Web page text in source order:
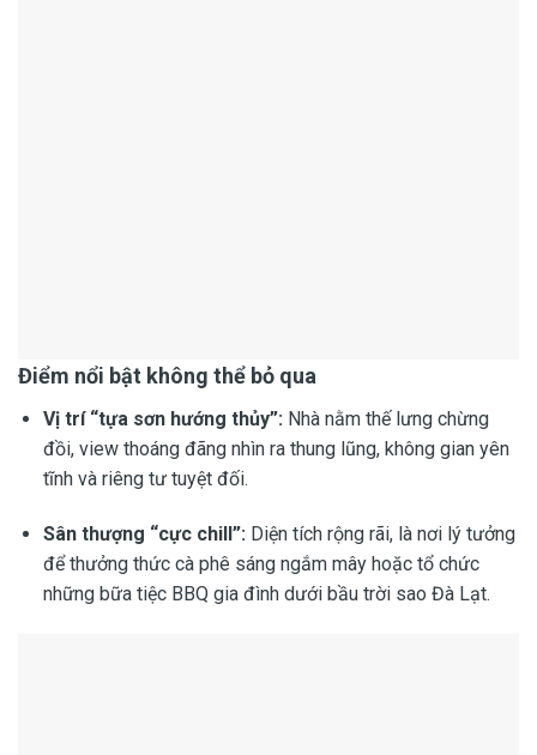
Điểm nổi bật không thể bỏ qua
Vị trí “tựa sơn hướng thủy”: Nhà nằm thế lưng chừng
đồi, view thoáng đãng nhìn ra thung lũng, không gian yên
tĩnh và riêng tư tuyệt đối.
Sân thượng “cực chill”: Diện tích rộng rãi, là nơi lý tưởng
để thưởng thức cà phê sáng ngắm mây hoặc tổ chức
những bữa tiệc BBQ gia đình dưới bầu trời sao Đà Lạt.